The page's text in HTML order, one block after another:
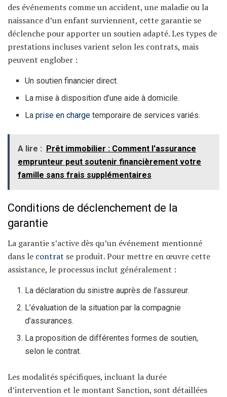
des événements comme un accident, une maladie ou la
naissance d’un enfant surviennent, cette garantie se
déclenche pour apporter un soutien adapté. Les types de
prestations incluses varient selon les contrats, mais
peuvent englober :
Un soutien financier direct.
La mise à disposition d’une aide à domicile.
Laprise en charge temporaire de services variés.
A lire : Prêt immobilier : Comment l'assurance
emprunteur peut soutenir financièrement votre
famille sans frais supplémentaires
Conditions de déclenchement de la
garantie
La garantie s’active dès qu’un événement mentionné
dans le contrat se produit. Pour mettre en œuvre cette
assistance, le processus inclut généralement :
La déclaration du sinistre auprès de l’assureur.
L’évaluation de la situation par la compagnie
d’assurances.
La proposition de différentes formes de soutien,
selon le contrat.
Les modalités spécifiques, incluant la durée
d’intervention et le montant Sanction, sont détaillées